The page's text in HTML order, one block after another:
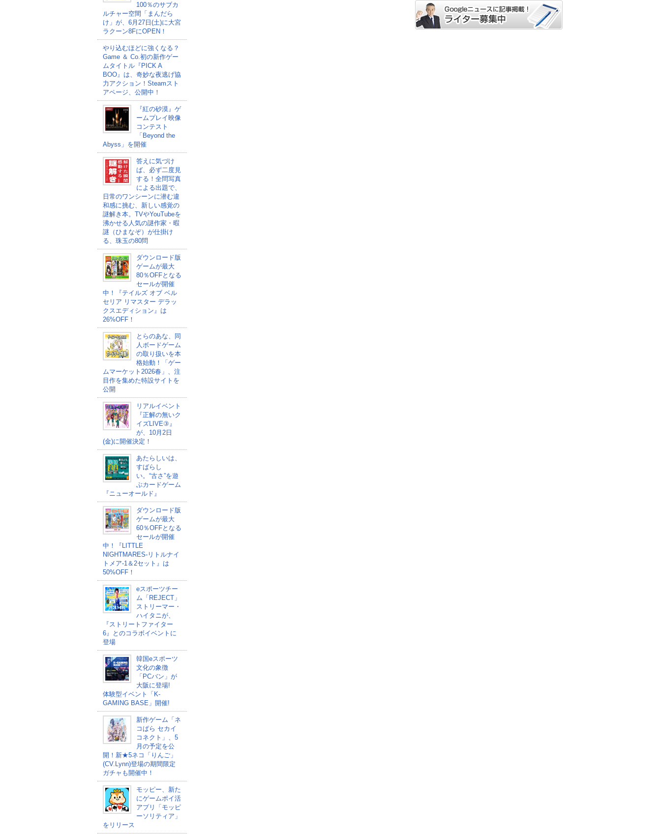
100％のサブカ
ルチャー空間「まんだら
け」が、6月27日(土)に大宮
ラクーン8FにOPEN！
やり込むほどに強くなる？
Game ＆ Co.初の新作ゲー
ムタイトル『PICK A
BOO』は、奇妙な夜逃げ協
力アクション！Steamスト
アページ、公開中！
『紅の砂漠』ゲ
ームプレイ映像
コンテスト
「Beyond the
Abyss」を開催
答えに気づけ
ば、必ず二度見
する！全問写真
による出題で、
日常のワンシーンに潜む違
和感に挑む、新しい感覚の
謎解き本。TVやYouTubeを
沸かせる人気の謎作家・暇
謎（ひまなぞ）が仕掛け
る、珠玉の80問
ダウンロード版
ゲームが最大
80％OFFとなる
セールが開催
中！『テイルズ オブ ベル
セリア リマスター デラッ
クスエディション』は
26%OFF！
とらのあな、同
人ボードゲーム
の取り扱いを本
格始動！「ゲー
ムマーケット2026春」、注
目作を集めた特設サイトを
公開
リアルイベント
『正解の無いク
イズLIVE③』
が、10月2日
(金)に開催決定！
あたらしいは、
すばらし
い。“古さ”を遊
ぶカードゲーム
『ニューオールド』
ダウンロード版
ゲームが最大
60％OFFとなる
セールが開催
中！『LITTLE
NIGHTMARES-リトルナイ
トメア-1＆2セット』は
50%OFF！
eスポーツチー
ム「REJECT」
ストリーマー・
ハイタニが、
『ストリートファイター
6』とのコラボイベントに
登場
韓国eスポーツ
文化の象徴
「PCバン」が
大阪に登場!
体験型イベント「K-
GAMING BASE」開催!
新作ゲーム「ネ
コぱら セカイ
コネクト」、5
月の予定を公
開！新★5ネコ「りんご」
(CV.Lynn)登場の期間限定
ガチャも開催中！
モッピー、新た
にゲームポイ活
アプリ「モッピ
ーソリティア」
をリリース